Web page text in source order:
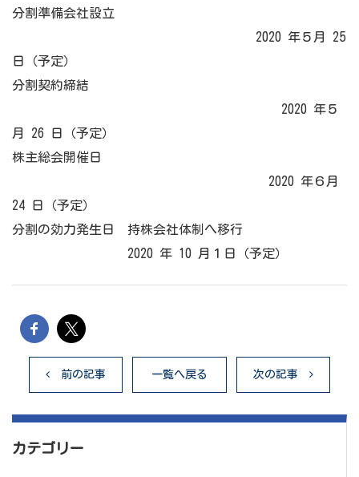
分割準備会社設立
2020 年５月 25
日（予定）
分割契約締結
2020 年５
月 26 日（予定）
株主総会開催日
2020 年６月
24 日（予定）
分割の効力発生日 持株会社体制へ移行
2020 年 10 月１日（予定）
前の記事 一覧へ戻る 次の記事
カテゴリー